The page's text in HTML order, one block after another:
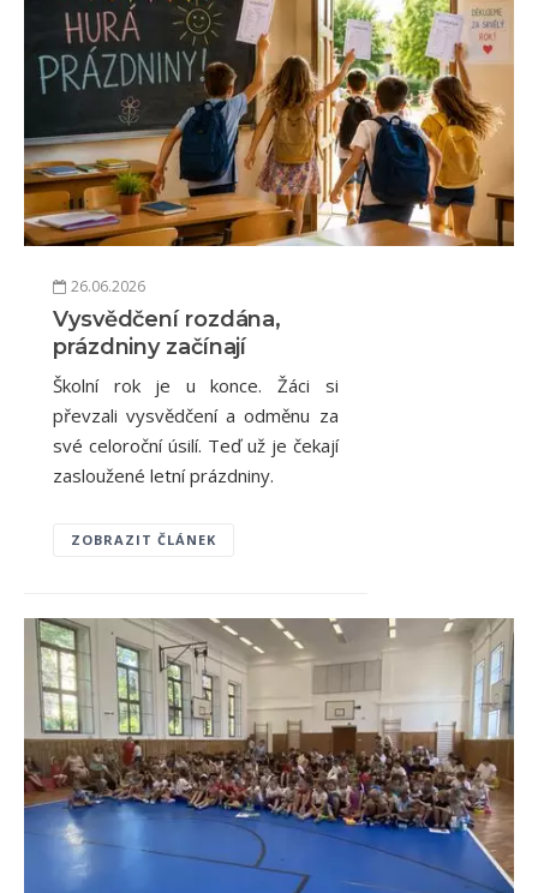
26.06.2026
Vysvědčení rozdána,
prázdniny začínají
Školní rok je u konce. Žáci si
převzali vysvědčení a odměnu za
své celoroční úsilí. Teď už je čekají
zasloužené letní prázdniny.
ZOBRAZIT ČLÁNEK